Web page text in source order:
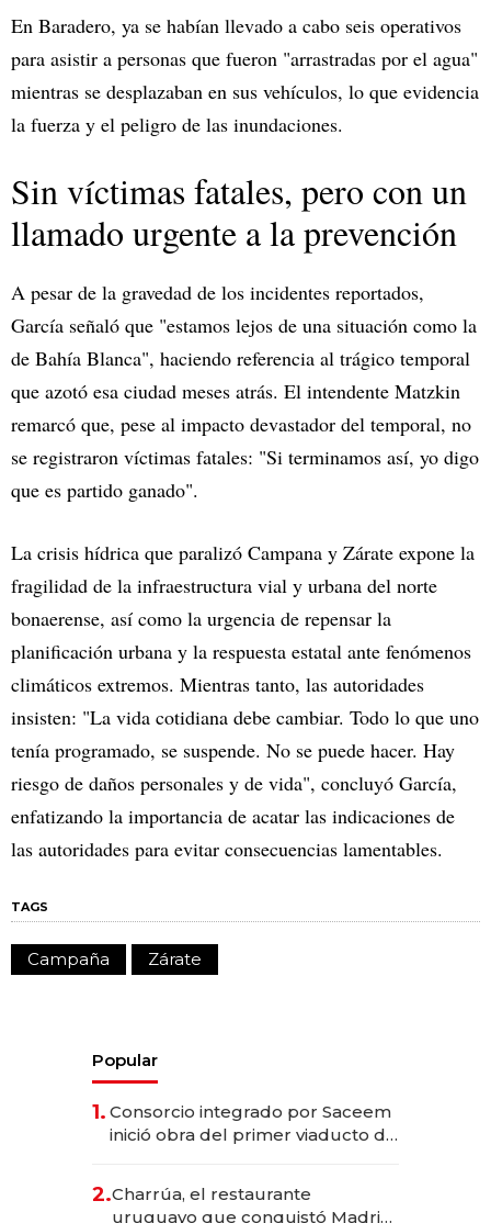
En Baradero, ya se habían llevado a cabo seis operativos
para asistir a personas que fueron "arrastradas por el agua"
mientras se desplazaban en sus vehículos, lo que evidencia
la fuerza y el peligro de las inundaciones.
Sin víctimas fatales, pero con un
llamado urgente a la prevención
A pesar de la gravedad de los incidentes reportados,
García señaló que "estamos lejos de una situación como la
de Bahía Blanca", haciendo referencia al trágico temporal
que azotó esa ciudad meses atrás. El intendente Matzkin
remarcó que, pese al impacto devastador del temporal, no
se registraron víctimas fatales: "Si terminamos así, yo digo
que es partido ganado".
La crisis hídrica que paralizó Campana y Zárate expone la
fragilidad de la infraestructura vial y urbana del norte
bonaerense, así como la urgencia de repensar la
planificación urbana y la respuesta estatal ante fenómenos
climáticos extremos. Mientras tanto, las autoridades
insisten: "La vida cotidiana debe cambiar. Todo lo que uno
tenía programado, se suspende. No se puede hacer. Hay
riesgo de daños personales y de vida", concluyó García,
enfatizando la importancia de acatar las indicaciones de
las autoridades para evitar consecuencias lamentables.
TAGS
Campaña Zárate
Popular
1. Consorcio integrado por Saceem
inició obra del primer viaducto de
millones
2.Charrúa, el restaurante
uruguayo que conquistó Madrid: